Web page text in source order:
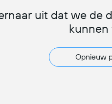
uit dat we de
kunnen
Opnieuw